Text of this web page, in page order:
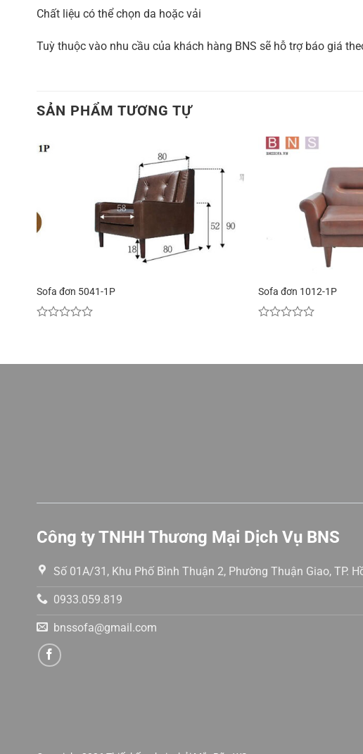
Chất liệu có thể chọn da hoặc vải
Tuỳ thuộc vào nhu cầu của khách hàng BNS sẽ hỗ trợ báo giá
SẢN PHẨM TƯƠNG TỰ
Sofa đơn 5041-1P
0
Sofa đơn 1012-1P
0
Công ty TNHH Thương Mại Dịch Vụ BNS
Số 01A/31, Khu Phố Bình Thuận 2, Phường Thuận Giao, TP.
0933.059.819
bnssofa@gmail.com